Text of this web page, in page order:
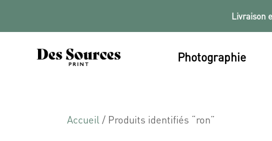
Livraison
Photographie
Accueil / Produits identifiés “ron”